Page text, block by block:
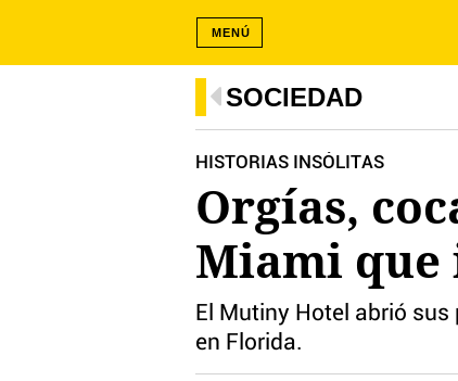
MENÚ
SOCIEDAD
HISTORIAS INSÓLITAS
Orgías,
Miami que
El Mutiny Hotel abrió
en Florida.